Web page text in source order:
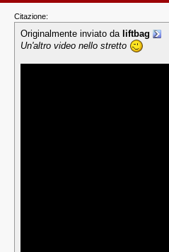
Citazione:
Originalmente inviato da liftbag
Un'altro video nello stretto